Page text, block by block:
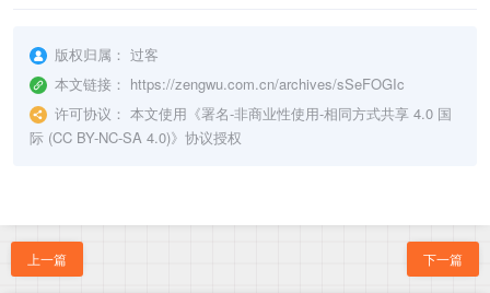
版权归属： 过客
本文链接： https://zengwu.com.cn/archives/sSeFOGIc
许可协议： 本文使用《署名-非商业性使用-相同方式共享 4.0 国
际 (CC BY-NC-SA 4.0)》协议授权
上一篇 下一篇